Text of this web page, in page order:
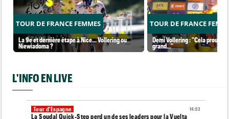
TOUR DE FRANCE FEMMES
La 9e et dernière étape à Nice... Vollering ou
Niewiadoma ?
TOUR DE FRANCE
Demi Vollering : "Cela prouve
grand..."
L'INFO EN LIVE
14:53
Tour d'Espagne
La Soudal Quick-Step perd un de ses leaders pour la Vuelta